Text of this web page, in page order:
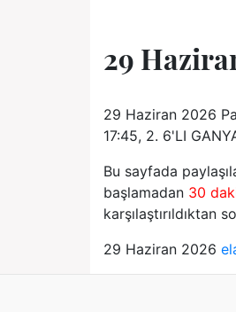
29
29 Haziran 2026
17:45, 2. 6'LI
Bu sayfada
başlamadan 30
karşılaştırıldıktan
29 Haziran 2026